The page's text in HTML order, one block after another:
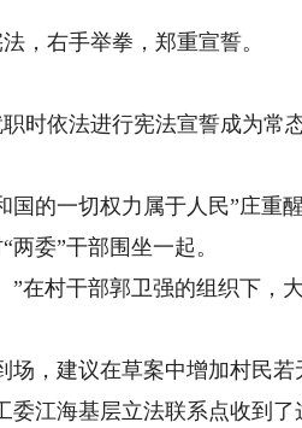
右手举拳，郑重宣誓。
依法进行宪法宣誓成为常
的一切权力属于人民”庄重醒
委”干部围坐一起。
村干部郭卫强的组织下，
，建议在草案中增加村民若
江海基层立法联系点收到了